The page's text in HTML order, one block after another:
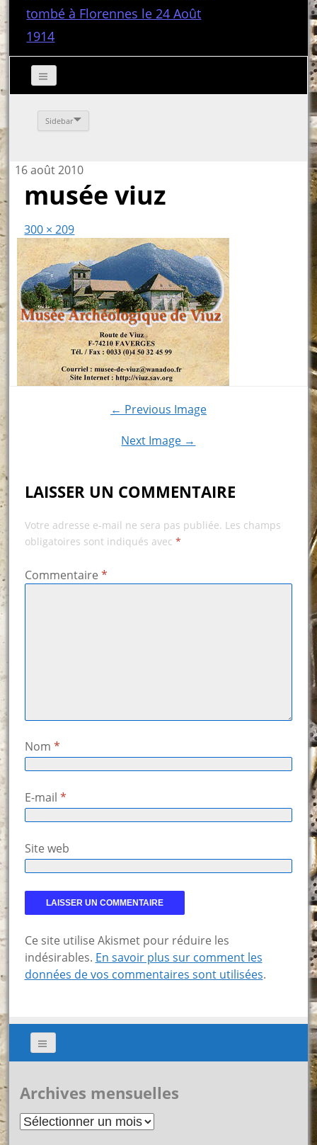
tombé à Florennes le 24 Août
1914
Sidebar
16 août 2010
musée viuz
300 × 209
← Previous Image
Next Image →
LAISSER UN COMMENTAIRE
Votre adresse e-mail ne sera pas publiée. Les champs
obligatoires sont indiqués avec *
Commentaire *
Nom *
E-mail *
Site web
Ce site utilise Akismet pour réduire les
indésirables. En savoir plus sur comment les
données de vos commentaires sont utilisées.
Archives mensuelles
Archives